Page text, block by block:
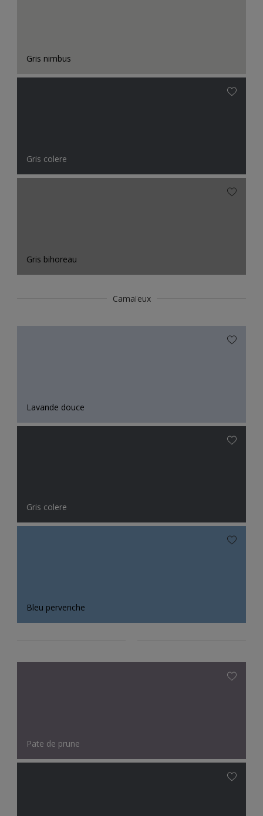
Gris nimbus
Gris colere
Gris bihoreau
Camaïeux
Lavande douce
Gris colere
Bleu pervenche
Pate de prune